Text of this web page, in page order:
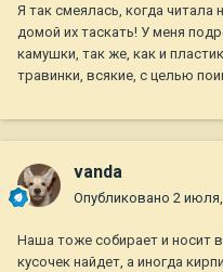
Я так смеялась, когда читала
домой их таскать! У меня
камушки, так же, как и
травинки, всякие, с целью
vanda
Опубликовано 2
Наша тоже собирает и носит
кусочек найдет, а иногда